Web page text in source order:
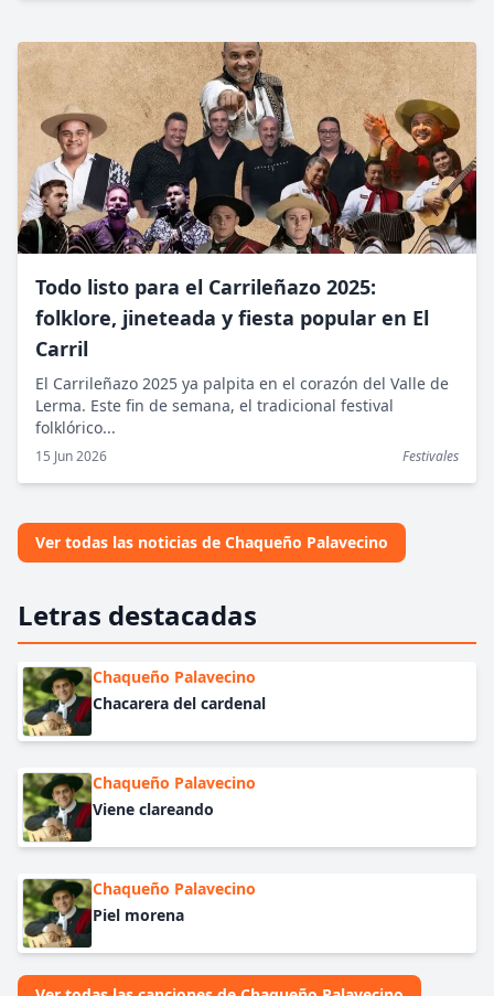
Todo listo para el Carrileñazo 2025:
folklore, jineteada y fiesta popular en El
Carril
El Carrileñazo 2025 ya palpita en el corazón del Valle de
Lerma. Este fin de semana, el tradicional festival
folklórico...
15 Jun 2026 Festivales
Ver todas las noticias de Chaqueño Palavecino
Letras destacadas
Chaqueño Palavecino
Chacarera del cardenal
Chaqueño Palavecino
Viene clareando
Chaqueño Palavecino
Piel morena